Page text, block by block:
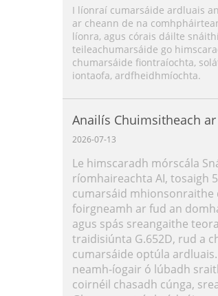
I líonraí cumarsáide ardluais
ar cheann de na
líonra, agus córais dáilte
teileachumarsáide go
chumarsáide fiontraíochta,
iontaofa, ardfheidhmíochta.
Anailís Chuimsitheach ar
G.657.B3
2026-07-13
Le himscaradh mórscála
ríomhaireachta AI, tosaigh
cumarsáid mhionsonraithe
foirgneamh ar fud an
agus spás sreangaithe
traidisiúnta G.652D, rud a
cumarsáide optúla
neamh-íogair ó lúbadh
coirnéil chasadh cúnga,